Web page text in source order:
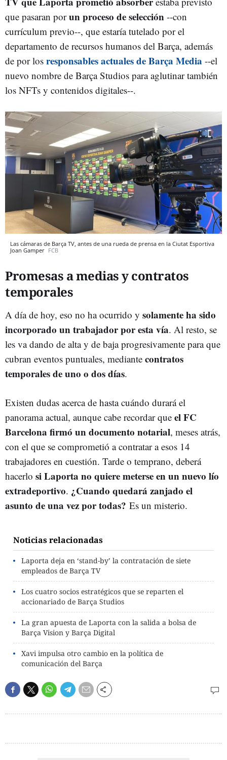
que pasaran porun proceso de selección --con
currículum previo--, que estaría tutelado por el
departamento de recursos humanos del Barça, además
de por los responsables actuales de Barça Media --el
nuevo nombre de Barça Studios para aglutinar también
los NFTs y contenidos digitales--.
Las cámaras de Barça TV, antes de una rueda de prensa en la Ciutat Esportiva
Joan Gamper FCB
Promesas a medias y contratos
temporales
A día de hoy, eso no ha ocurrido y solamente ha sido
incorporado un trabajador por esta vía. Al resto, se
les va dando de alta y de baja progresivamente para que
cubran eventos puntuales, mediante contratos
temporales de uno o dos días.
Existen dudas acerca de hasta cuándo durará el
panorama actual, aunque cabe recordar que el FC
Barcelona firmó un documento notarial, meses atrás,
con el que se comprometió a contratar a esos 14
trabajadores en cuestión. Tarde o temprano, deberá
hacerlo si Laporta no quiere meterse en un nuevo lío
extradeportivo. ¿Cuando quedará zanjado el
asunto de una vez por todas? Es un misterio.
Noticias relacionadas
Laporta deja en ‘stand-by’ la contratación de siete
empleados de Barça TV
Los cuatro socios estratégicos que se reparten el
accionariado de Barça Studios
La gran apuesta de Laporta con la salida a bolsa de
Barça Vision y Barça Digital
Xavi impulsa otro cambio en la política de
comunicación del Barça